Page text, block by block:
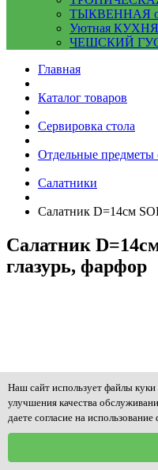
ТЫКВЕННАЯ
Уютная КУХНЯ
ЧЕШСКИЙ
Главная
Каталог товаров
Сервировка стола
Отдельные предметы
Салатники
Салатник D=14см
Салатник
глазурь, фарфор
Наш сайт использует файлы
улучшения качества
даете согласие на